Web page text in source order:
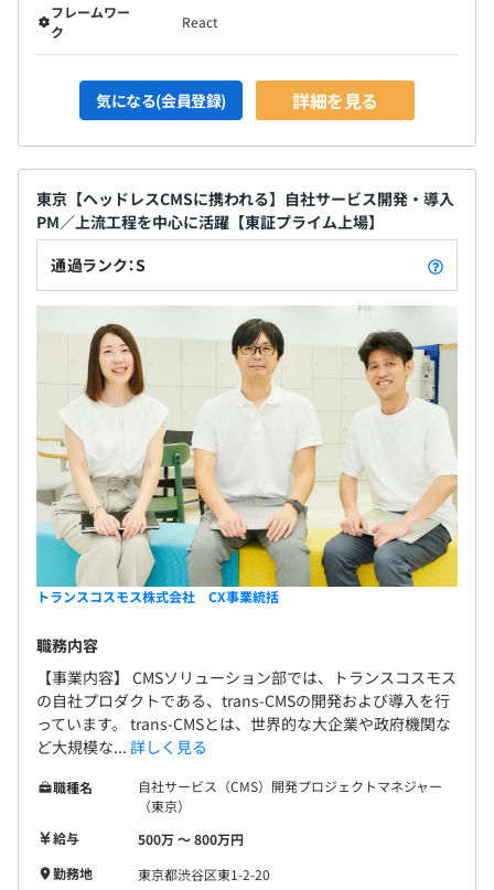
フレームワー
ク
React
気になる(会員登録) 詳細を見る
東京【ヘッドレスCMSに携われる】自社サービス開発・導入
PM／上流工程を中心に活躍【東証プライム上場】
通過ランク：S
トランスコスモス株式会社 CX事業統括
職務内容
【事業内容】 CMSソリューション部では、トランスコスモス
の自社プロダクトである、trans-CMSの開発および導入を行
っています。 trans-CMSとは、世界的な大企業や政府機関な
ど大規模な... 詳しく見る
職種名
自社サービス（CMS）開発プロジェクトマネジャー
（東京）
給与
500万 〜 800万円
勤務地
東京都渋谷区東1-2-20